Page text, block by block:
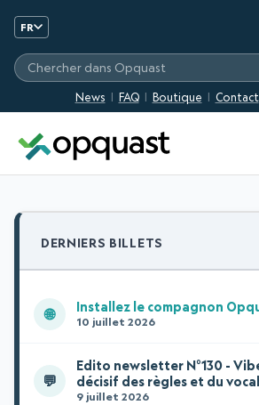
FR
News FAQ Boutique Contact
Chercher sur les sites
DERNIERS BILLETS
🌐 Installez le compagnon
10 juillet 2026
💬
Edito newsletter N°130 -
décisif des règles et du
9 juillet 2026